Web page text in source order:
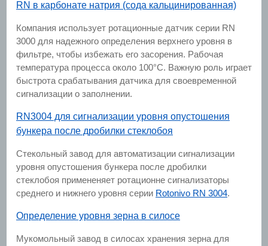
RN в карбонате натрия (сода кальцинированная)
Компания использует ротационные датчик серии RN
3000 для надежного определения верхнего уровня в
фильтре, чтобы избежать его засорения. Рабочая
температура процесса около 100°C. Важную роль играет
быстрота срабатывания датчика для своевременной
сигнализации о заполнении.
RN3004 для сигнализации уровня опустошения
бункера после дробилки стеклобоя
Стекольный завод для автоматизации сигнализации
уровня опустошения бункера после дробилки
стеклобоя примененяет ротационне сигнализаторы
среднего и нижнего уровня серии Rotonivo RN 3004.
Определение уровня зерна в силосе
Мукомольный завод в силосах хранения зерна для